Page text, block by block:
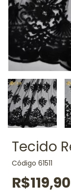
Tecido
Código 61511
R$119,90